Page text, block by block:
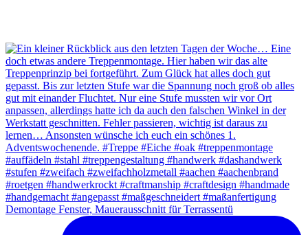
Demontage Fenster, Mauerausschnitt für Terrassentü